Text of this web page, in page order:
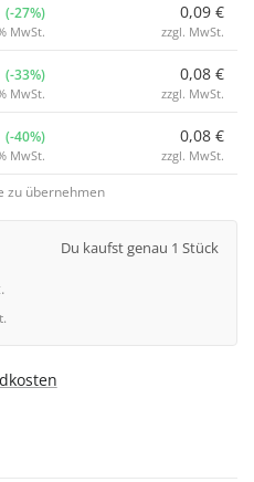
(-27%)
MwSt.
0,09 €
zzgl. MwSt.
(-33%)
MwSt.
0,08 €
zzgl. MwSt.
(-40%)
MwSt.
0,08 €
zzgl. MwSt.
zu übernehmen
Du kaufst genau 1 Stück